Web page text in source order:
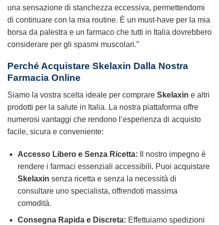
una sensazione di stanchezza eccessiva, permettendomi
di continuare con la mia routine. È un must-have per la mia
borsa da palestra e un farmaco che tutti in Italia dovrebbero
considerare per gli spasmi muscolari.”
Perché Acquistare Skelaxin Dalla Nostra
Farmacia Online
Siamo la vostra scelta ideale per comprare Skelaxin e altri
prodotti per la salute in Italia. La nostra piattaforma offre
numerosi vantaggi che rendono l’esperienza di acquisto
facile, sicura e conveniente:
Accesso Libero e Senza Ricetta: Il nostro impegno è
rendere i farmaci essenziali accessibili. Puoi acquistare
Skelaxin senza ricetta e senza la necessità di
consultare uno specialista, offrendoti massima
comodità.
Consegna Rapida e Discreta: Effettuiamo spedizioni